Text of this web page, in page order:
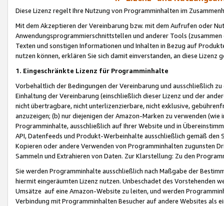
Diese Lizenz regelt Ihre Nutzung von Programminhalten im
Mit dem Akzeptieren der Vereinbarung bzw. mit dem Aufrufen oder
Anwendungsprogrammierschnittstellen und anderer Tools (zusammen
Texten und sonstigen Informationen und Inhalten in Bezug auf
nutzen können, erklären Sie sich damit einverstanden, an diese Lizenz
1. Eingeschränkte Lizenz für Programminhalte
Vorbehaltlich der Bedingungen der Vereinbarung und ausschließlich
Einhaltung der Vereinbarung (einschließlich dieser Lizenz und der
nicht übertragbare, nicht unterlizenzierbare, nicht exklusive,
anzuzeigen; (b) nur diejenigen der Amazon-Marken zu verwenden
Programminhalte, ausschließlich auf Ihrer Website und in
API, Datenfeeds und Produkt-Werbeinhalte ausschließlich gemäß
Kopieren oder andere Verwenden von Programminhalten zugunsten
Sammeln und Extrahieren von Daten. Zur Klarstellung: Zu den
Sie werden Programminhalte ausschließlich nach Maßgabe der
hiermit eingeräumten Lizenz nutzen. Unbeschadet des Vorstehenden
Umsätze auf eine Amazon-Website zu leiten, und werden
Verbindung mit Programminhalten Besucher auf andere Websites als